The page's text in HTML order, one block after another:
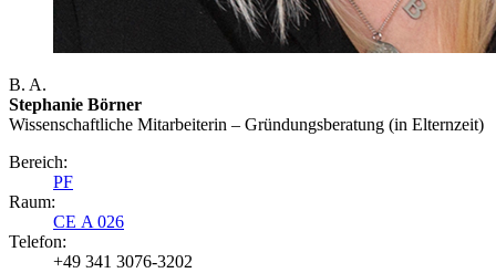
B. A.
Stephanie Börner
Wissenschaftliche Mitarbeiterin – Gründungsberatung (in Elternzeit)
Bereich:
PF
Raum:
CE A 026
Telefon:
+49 341 3076-3202